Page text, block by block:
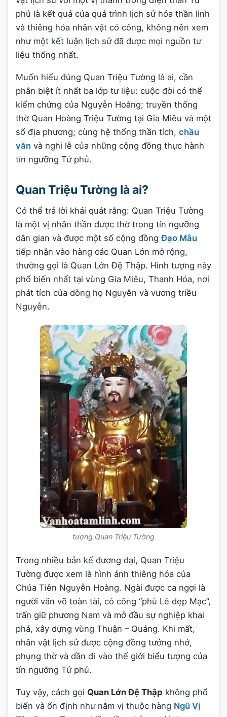
phủ là kết quả của quá trình lịch sử hóa thần linh
và thiêng hóa nhân vật có công, không nên xem
như một kết luận lịch sử đã được mọi nguồn tư
liệu thống nhất.
Muốn hiểu đúng Quan Triệu Tường là ai, cần
phân biệt ít nhất ba lớp tư liệu: cuộc đời có thể
kiểm chứng của Nguyễn Hoàng; truyền thống
thờ Quan Hoàng Triệu Tường tại Gia Miêu và một
số địa phương; cùng hệ thống thần tích, chầu
văn và nghi lễ của những cộng đồng thực hành
tín ngưỡng Tứ phủ.
Quan Triệu Tường là ai?
Có thể trả lời khái quát rằng: Quan Triệu Tường
là một vị nhân thần được thờ trong tín ngưỡng
dân gian và được một số cộng đồngĐạo Mẫu
tiếp nhận vào hàng các Quan Lớn mở rộng,
thường gọi là Quan Lớn Đệ Thập. Hình tượng này
phổ biến nhất tại vùng Gia Miêu, Thanh Hóa, nơi
phát tích của dòng họ Nguyễn và vương triều
Nguyễn.
tượng Quan Triệu Tường
Trong nhiều bản kể đương đại, Quan Triệu
Tường được xem là hình ảnh thiêng hóa của
Chúa Tiên Nguyễn Hoàng. Ngài được ca ngợi là
người văn võ toàn tài, có công “phù Lê dẹp Mạc”,
trấn giữ phương Nam và mở đầu sự nghiệp khai
phá, xây dựng vùng Thuận – Quảng. Khi mất,
nhân vật lịch sử được cộng đồng tưởng nhớ,
phụng thờ và dần đi vào thế giới biểu tượng của
tín ngưỡng Tứ phủ.
Tuy vậy, cách gọi Quan Lớn Đệ Thập không phổ
biến và ổn định như năm vị thuộc hàng Ngũ Vị